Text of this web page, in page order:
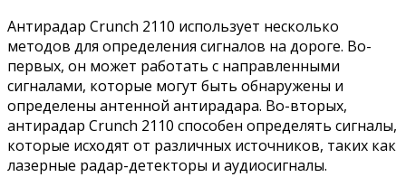
Антирадар Crunch 2110 использует несколько
методов для определения сигналов на дороге. Во-
первых, он может работать с направленными
сигналами, которые могут быть обнаружены и
определены антенной антирадара. Во-вторых,
антирадар Crunch 2110 способен определять сигналы,
которые исходят от различных источников, таких как
лазерные радар-детекторы и аудиосигналы.